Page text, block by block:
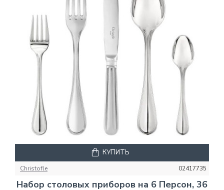
Christofle 02417735
Набор столовых приборов на 6 Персон, 36
КУПИТЬ